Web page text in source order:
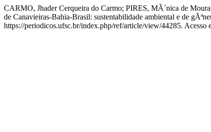
CARMO, Jhader Cerqueira do Carmo; PIRES, MÃ´nica de
de Canavieiras-Bahia-Brasil: sustentabilidade ambiental e de
https://periodicos.ufsc.br/index.php/ref/article/view/44285. Acesso